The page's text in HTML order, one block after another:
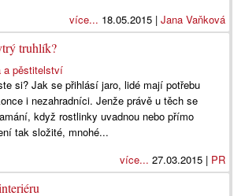
více... 18.05.2015 | Jana Vaňková
truhlík?
a pěstitelství
si? Jak se přihlásí jaro, lidé mají potřebu
i nezahradníci. Jenže právě u těch se
když rostlinky uvadnou nebo přímo
tak složité, mnohé...
více... 27.03.2015 | PR